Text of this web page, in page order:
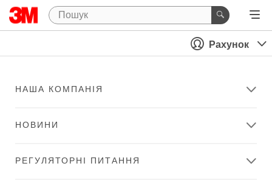
Рахунок
НАША КОМПАНІЯ
НОВИНИ
РЕГУЛЯТОРНІ ПИТАННЯ